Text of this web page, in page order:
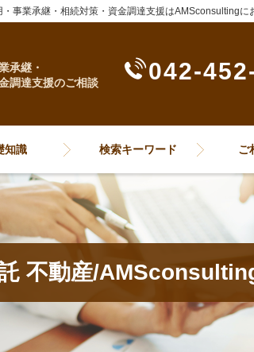
・事業承継・相続対策・資金調達支援はAMSconsultingに
承継・
調達支援のご相談
042-
知識 検索キーワード ご
不動産/